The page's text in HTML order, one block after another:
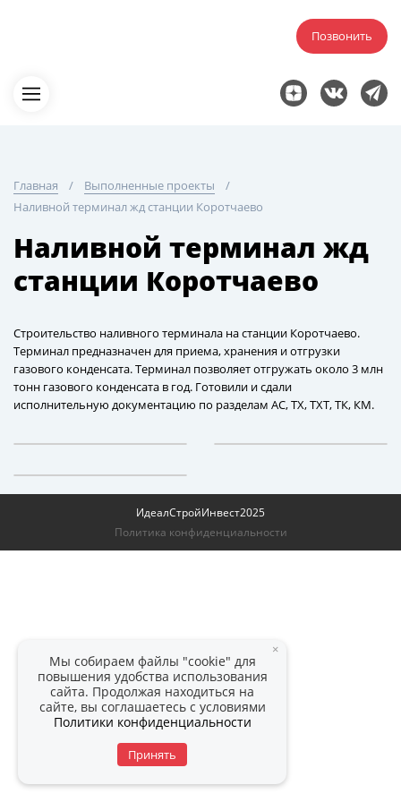
Позвонить
Главная
Выполненные проекты
Наливной терминал жд станции Коротчаево
Наливной терминал жд
станции Коротчаево
Строительство наливного терминала на станции Коротчаево.
Терминал предназначен для приема, хранения и отгрузки
газового конденсата. Терминал позволяет отгружать около 3 млн
тонн газового конденсата в год. Готовили и сдали
исполнительную документацию по разделам АС, ТХ, ТХТ, ТК, КМ.
ИдеалСтройИнвест2025
Политика конфиденциальности
×
Мы собираем файлы "cookie" для
повышения удобства использования
сайта. Продолжая находиться на
сайте, вы соглашаетесь с условиями
Политики конфиденциальности
Принять